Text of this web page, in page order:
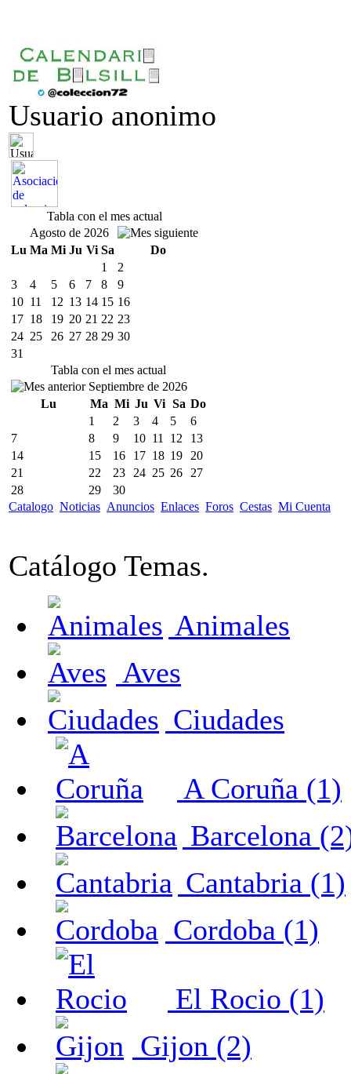
Usuario anonimo
Tabla con el mes actual
Agosto de 2026
Lu Ma Mi Ju Vi Sa
Do
1
2
3
4 5 6 7 8
9
10 11 12 13 14 15 16
17 18 19 20 21 22 23
24 25 26 27 28 29 30
31
Tabla con el mes actual
Septiembre de 2026
Lu
Ma Mi Ju Vi Sa Do
1
2 3 4 5
6
7
8 9 10 11 12
13
14
15 16 17 18 19
20
21
22 23 24 25 26
27
28
29
30
Catalogo Noticias Anuncios Enlaces Foros Cestas Mi Cuenta
Catálogo Temas.
Animales
Aves
Ciudades
A Coruña (1)
Barcelona
Cantabria (1)
Cordoba (1)
El Rocio (1)
Gijon (2)